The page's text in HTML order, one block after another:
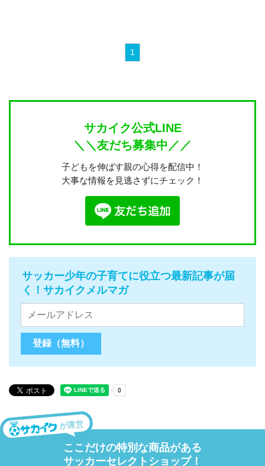
1
サカイク公式LINE
＼＼友だち募集中／／
子どもを伸ばす親の心得を配信中！
大事な情報を見逃さずにチェック！
サッカー少年の子育てに役立つ最新記事が届
く！サカイクメルマガ
が運営
ここだけの特別な商品がある
サッカーセレクトショップ！